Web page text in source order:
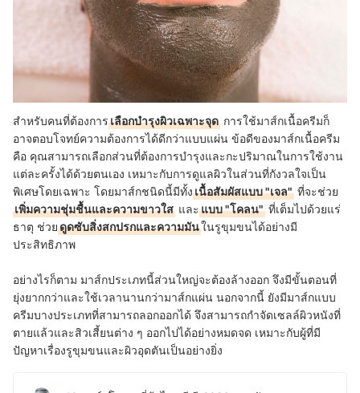
สำหรับคนที่ต้องการเลือกบำรุงผิวเฉพาะจุด การใช้มาส์กเนื้อครีมก็
อาจตอบโจทย์ความต้องการได้ดีกว่าแบบแผ่น ข้อดีของมาส์กเนื้อครีม
คือ คุณสามารถเลือกส่วนที่ต้องการบำรุงและกะปริมาณในการใช้งาน
แต่ละครั้งได้ด้วยตนเอง เหมาะกับการดูแลผิวในส่วนที่กังวลใจเป็น
พิเศษโดยเฉพาะ โดยมาส์กชนิดนี้มีทั้งเนื้อสัมผัสแบบ "เจล" ที่จะช่วย
เพิ่มความชุ่มชื้นและความขาวใส และแบบ "โคลน" ที่เต็มไปด้วยแร่
ธาตุ ช่วยดูดซับสิ่งสกปรกและความมันในรูขุมขนได้อย่างมี
ประสิทธิภาพ
อย่างไรก็ตาม มาส์กประเภทนี้ส่วนใหญ่จะต้องล้างออก จึงมีขั้นตอนที่
ยุ่งยากกว่าและใช้เวลานานกว่ามาส์กแผ่น นอกจากนี้ ยังมีมาส์กแบบ
ครีมบางประเภทที่สามารถลอกออกได้ จึงสามารถกำจัดเซลล์ผิวหนังที่
ตายแล้วและสิวเสี้ยนต่าง ๆ ออกไปได้อย่างหมดจด เหมาะกับผู้ที่มี
ปัญหาเรื่องรูขุมขนและผิวอุดตันเป็นอย่างยิ่ง